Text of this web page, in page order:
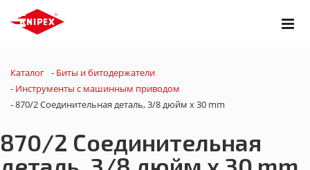
Каталог - Биты и битодержатели
- Инструменты с машинным приводом
-870/2 Соединительная деталь, 3/8 дюйм x 30 mm
870/2 Соединительная